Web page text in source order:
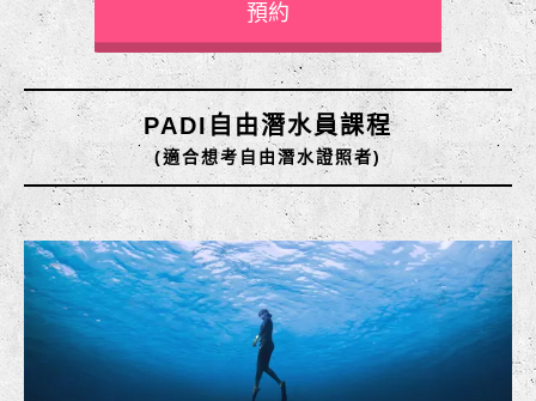
預約
PADI自由潛水員課程
(適合想考自由潛水證照者)